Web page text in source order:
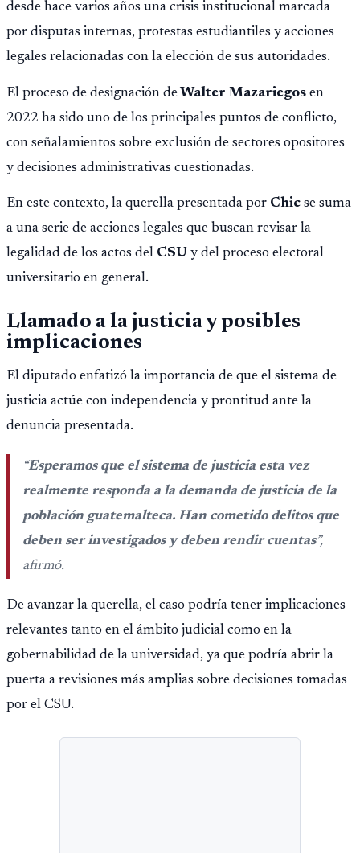
desde hace varios años una crisis institucional marcada
por disputas internas, protestas estudiantiles y acciones
legales relacionadas con la elección de sus autoridades.
El proceso de designación de Walter Mazariegos en
2022 ha sido uno de los principales puntos de conflicto,
con señalamientos sobre exclusión de sectores opositores
y decisiones administrativas cuestionadas.
En este contexto, la querella presentada por Chic se suma
a una serie de acciones legales que buscan revisar la
legalidad de los actos del CSU y del proceso electoral
universitario en general.
Llamado a la justicia y posibles
implicaciones
El diputado enfatizó la importancia de que el sistema de
justicia actúe con independencia y prontitud ante la
denuncia presentada.
“Esperamos que el sistema de justicia esta vez
realmente responda a la demanda de justicia de la
población guatemalteca. Han cometido delitos que
deben ser investigados y deben rendir cuentas”,
afirmó.
De avanzar la querella, el caso podría tener implicaciones
relevantes tanto en el ámbito judicial como en la
gobernabilidad de la universidad, ya que podría abrir la
puerta a revisiones más amplias sobre decisiones tomadas
por el CSU.